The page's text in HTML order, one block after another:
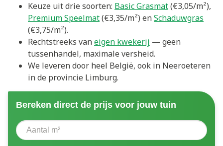
Keuze uit drie soorten: Basic Grasmat(€3,05/m²),
Premium Speelmat(€3,35/m²) enSchaduwgras
(€3,75/m²).
Rechtstreeks vaneigen kwekerij — geen
tussenhandel, maximale versheid.
We leveren door heel België, ook in Neeroeteren
in de provincie Limburg.
Bereken direct de prijs voor jouw tuin